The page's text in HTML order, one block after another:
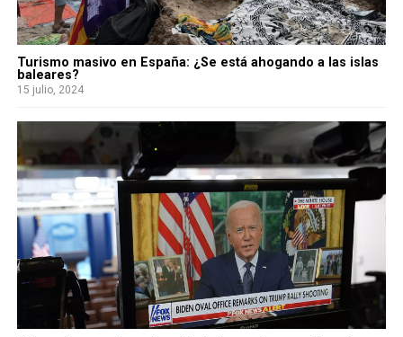
Turismo masivo en España: ¿Se está ahogando a las islas
baleares?
15 julio, 2024